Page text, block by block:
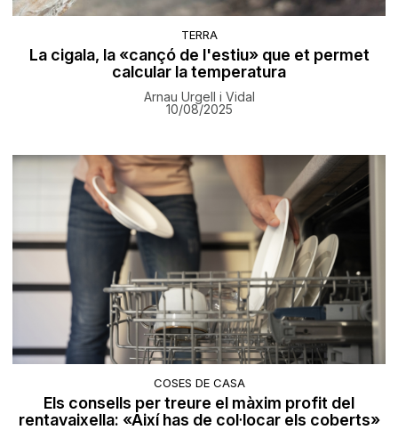
TERRA
La cigala, la «cançó de l'estiu» que et permet
calcular la temperatura
Arnau Urgell i Vidal
10/08/2025
COSES DE CASA
Els consells per treure el màxim profit del
rentavaixella: «Així has de col·locar els coberts»